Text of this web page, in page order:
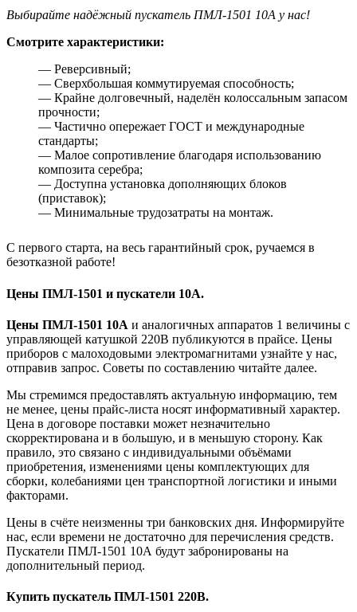
Выбирайте надёжный пускатель ПМЛ-1501 10А у нас!
Смотрите характеристики:
— Реверсивный;
— Сверхбольшая коммутируемая способность;
— Крайне долговечный, наделён колоссальным запасом
прочности;
— Частично опережает ГОСТ и международные
стандарты;
— Малое сопротивление благодаря использованию
композита серебра;
— Доступна установка дополняющих блоков
(приставок);
— Минимальные трудозатраты на монтаж.
С первого старта, на весь гарантийный срок, ручаемся в
безотказной работе!
Цены ПМЛ-1501 и пускатели 10А.
Цены ПМЛ-1501 10А и аналогичных аппаратов 1 величины с
управляющей катушкой 220В публикуются в прайсе. Цены
приборов с малоходовыми электромагнитами узнайте у нас,
отправив запрос. Советы по составлению читайте далее.
Мы стремимся предоставлять актуальную информацию, тем
не менее, цены прайс-листа носят информативный характер.
Цена в договоре поставки может незначительно
скорректирована и в большую, и в меньшую сторону. Как
правило, это связано с индивидуальными объёмами
приобретения, изменениями цены комплектующих для
сборки, колебаниями цен транспортной логистики и иными
факторами.
Цены в счёте неизменны три банковских дня. Информируйте
нас, если времени не достаточно для перечисления средств.
Пускатели ПМЛ-1501 10А будут забронированы на
дополнительный период.
Купить пускатель ПМЛ-1501 220В.